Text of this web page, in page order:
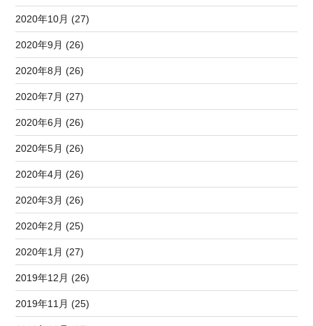
2020年10月 (27)
2020年9月 (26)
2020年8月 (26)
2020年7月 (27)
2020年6月 (26)
2020年5月 (26)
2020年4月 (26)
2020年3月 (26)
2020年2月 (25)
2020年1月 (27)
2019年12月 (26)
2019年11月 (25)